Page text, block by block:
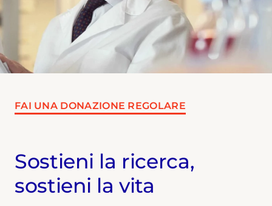
FAI UNA DONAZIONE REGOLARE
Sostieni la ricerca,
sostieni la vita